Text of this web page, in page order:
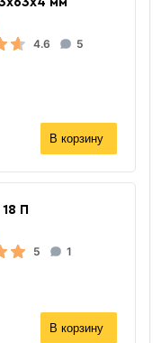
4.6 5
В корзину
П
5 1
В корзину